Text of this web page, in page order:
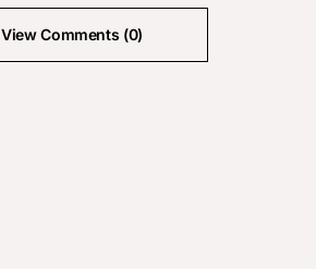
View Comments (0)